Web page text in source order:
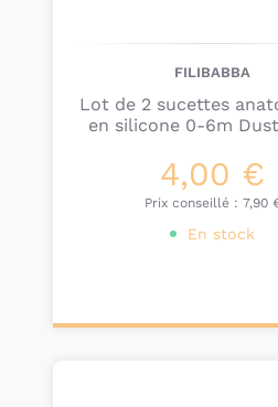
FILIBABBA
Lot de 2 sucettes
en silicone 0-6m
4,00 €
Prix conseillé : 7,90
En stock